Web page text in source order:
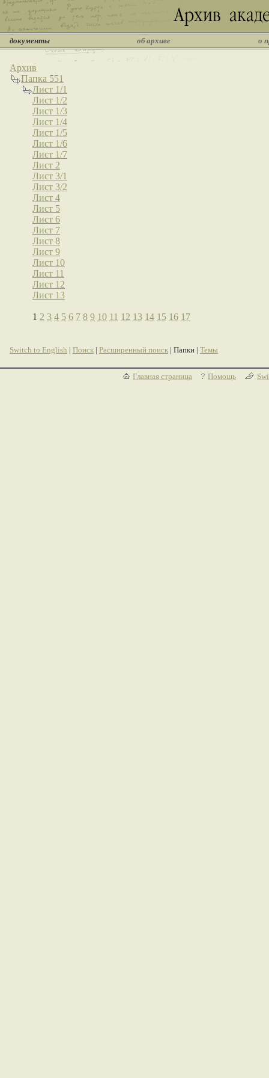
документы об архиве о
Архив
Папка 551
Лист 1/1
Лист 1/2
Лист 1/3
Лист 1/4
Лист 1/5
Лист 1/6
Лист 1/7
Лист 2
Лист 3/1
Лист 3/2
Лист 4
Лист 5
Лист 6
Лист 7
Лист 8
Лист 9
Лист 10
Лист 11
Лист 12
Лист 13
1 2 3 4 5 6 7 8 9 10 11 12 13 14 15 16 17
Switch to English | Поиск | Расширенный поиск | Папки | Темы
Главная страница Помощь